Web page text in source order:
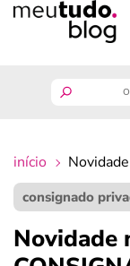
guia do
finanças
início
consignado
Novidade